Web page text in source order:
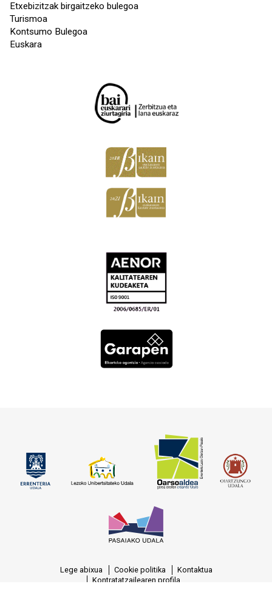
Etxebizitzak birgaitzeko bulegoa
Turismoa
Kontsumo Bulegoa
Euskara
Lege abixua Cookie politika
Kontaktua
Kontratatzailearen profila